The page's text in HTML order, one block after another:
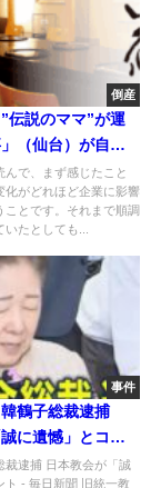
倒産
”伝説のママ”が運
（仙台）が自己
債は5億1200万
はん／こだわり
鮮 椿／イタリア
蔵さび、など…
んで、まず感じたこと
化がどれほど企業に影響
ことです。それまで順調
たとしても...
事件
韓鶴子総裁逮捕
に遺憾」とコメ
裁逮捕 日本教会が「誠
ト - 毎日新聞 旧統一教